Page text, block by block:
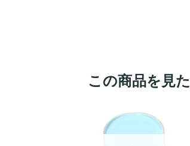
この商品を見
ほし
い！